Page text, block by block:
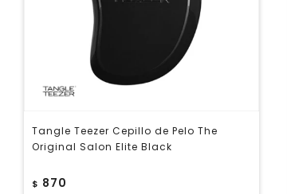
Tangle Teezer Cepillo de Pelo The
Original Salon Elite Black
$ 870